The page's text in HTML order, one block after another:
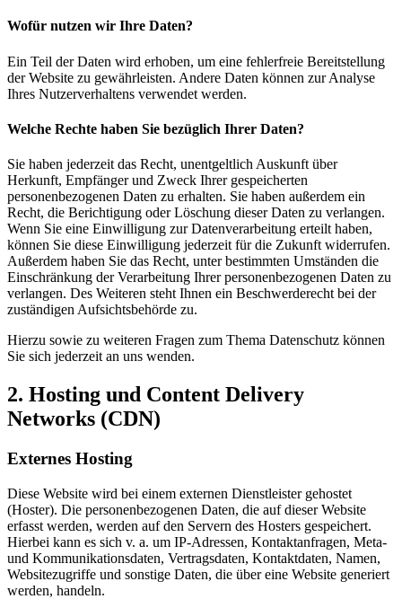
Wofür nutzen wir Ihre Daten?
Ein Teil der Daten wird erhoben, um eine fehlerfreie Bereitstellung
der Website zu gewährleisten. Andere Daten können zur Analyse
Ihres Nutzerverhaltens verwendet werden.
Welche Rechte haben Sie bezüglich Ihrer Daten?
Sie haben jederzeit das Recht, unentgeltlich Auskunft über
Herkunft, Empfänger und Zweck Ihrer gespeicherten
personenbezogenen Daten zu erhalten. Sie haben außerdem ein
Recht, die Berichtigung oder Löschung dieser Daten zu verlangen.
Wenn Sie eine Einwilligung zur Datenverarbeitung erteilt haben,
können Sie diese Einwilligung jederzeit für die Zukunft widerrufen.
Außerdem haben Sie das Recht, unter bestimmten Umständen die
Einschränkung der Verarbeitung Ihrer personenbezogenen Daten zu
verlangen. Des Weiteren steht Ihnen ein Beschwerderecht bei der
zuständigen Aufsichtsbehörde zu.
Hierzu sowie zu weiteren Fragen zum Thema Datenschutz können
Sie sich jederzeit an uns wenden.
2. Hosting und Content Delivery
Networks (CDN)
Externes Hosting
Diese Website wird bei einem externen Dienstleister gehostet
(Hoster). Die personenbezogenen Daten, die auf dieser Website
erfasst werden, werden auf den Servern des Hosters gespeichert.
Hierbei kann es sich v. a. um IP-Adressen, Kontaktanfragen, Meta-
und Kommunikationsdaten, Vertragsdaten, Kontaktdaten, Namen,
Websitezugriffe und sonstige Daten, die über eine Website generiert
werden, handeln.